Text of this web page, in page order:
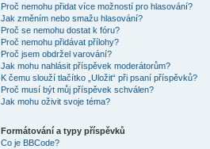
Proč nemohu přidat více možností pro hlasování?
Jak změním nebo smažu hlasování?
Proč se nemohu dostat k fóru?
Proč nemohu přidávat přílohy?
Proč jsem obdržel varování?
Jak mohu nahlásit příspěvek moderátorům?
K čemu slouží tlačítko „Uložit“ při psaní příspěvků?
Proč musí být můj příspěvek schválen?
Jak mohu oživit svoje téma?
Formátování a typy příspěvků
Co je BBCode?